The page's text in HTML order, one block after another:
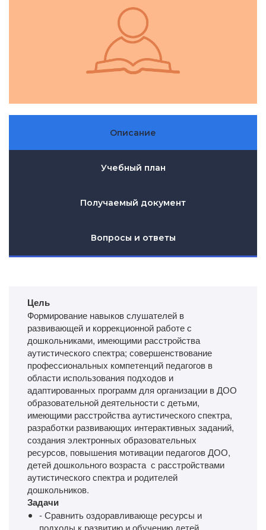
Описание
Учебный план
Получаемый документ
Вопросы и ответы
Цель
Формирование навыков слушателей в
развивающей и коррекционной работе с
дошкольниками, имеющими расстройства
аутистического спектра; совершенствование
профессиональных компетенций педагогов в
области использования подходов и
адаптированных программ для организации в ДОО
образовательной деятельности с детьми,
имеющими расстройства аутистического спектра,
разработки развивающих интерактивных заданий,
создания электронных образовательных
ресурсов, повышения мотивации педагогов ДОО,
детей дошкольного возраста с расстройствами
аутистического спектра и родителей
дошкольников.
Задачи
- Сравнить оздоравливающе ресурсы и
подходы к развитию и обучению детей